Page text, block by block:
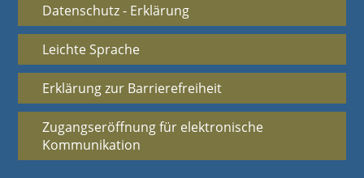
Datenschutz - Erklärung
Leichte Sprache
Erklärung zur Barrierefreiheit
Zugangseröffnung für elektronische
Kommunikation